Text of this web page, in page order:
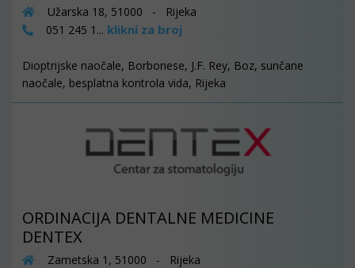
Užarska 18, 51000 - Rijeka
051 245 1... klikni za broj
Dioptrijske naočale, Borbonese, J.F. Rey, Boz, sunčane
naočale, besplatna kontrola vida, Rijeka
ORDINACIJA DENTALNE MEDICINE
DENTEX
Zametska 1, 51000 - Rijeka